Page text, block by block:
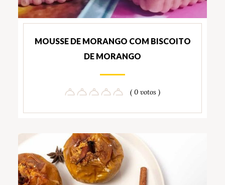
MOUSSE DE MORANGO COM BISCOITO
DE MORANGO
( 0 votos )